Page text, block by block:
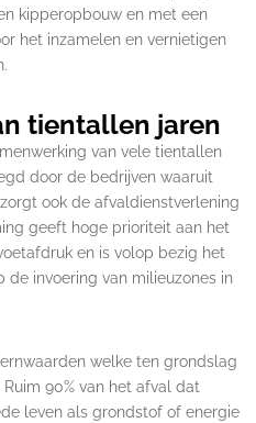
kipperopbouw en met een
het inzamelen en vernietigen
tientallen jaren
van vele tientallen
door de bedrijven waaruit
ook de afvaldienstverlening
geeft hoge prioriteit aan het
en is volop bezig het
invoering van milieuzones in
welke ten grondslag
90% van het afval dat
leven als grondstof of energie